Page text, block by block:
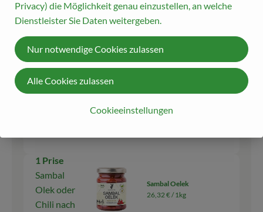
Kräuter
der
Auswahl ändern
Kräuter der Provence
Artikelanzahl
1 Prise
Sambal
Olek oder
Chili nach
Sambal Oelek
26,32 € /1kg
Privacy) die Möglichkeit genau einzustellen, an welche
Dienstleister Sie Daten weitergeben.
Cookieeinstellungen
Nur notwendige Cookies zulassen
Alle Cookies zulassen